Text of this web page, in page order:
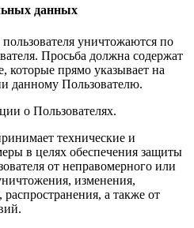
данных
уничтожаются по
Просьба должна содержат
прямо указывает на
данному Пользователю.
о Пользователях.
технические и
в целях обеспечения защиты
от неправомерного или
изменения,
а также от